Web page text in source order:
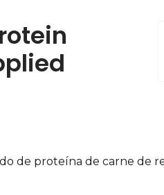
de proteína de carne de